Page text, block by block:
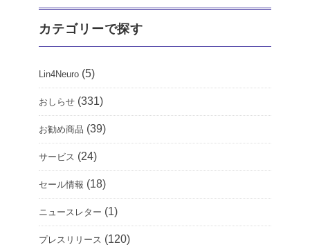
カテゴリーで探す
Lin4Neuro (5)
おしらせ (331)
お勧め商品 (39)
サービス (24)
セール情報 (18)
ニュースレター (1)
プレスリリース (120)